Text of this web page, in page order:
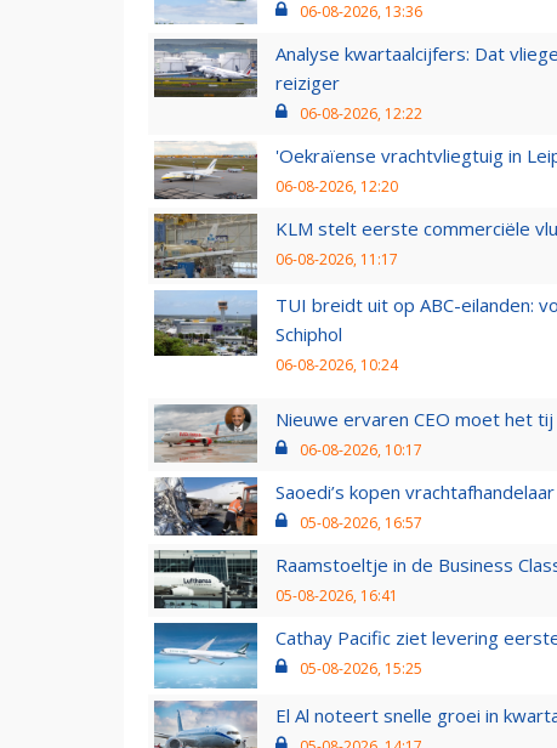
06-08-2026, 13:36
Analyse kwartaalcijfers: Dat
reiziger
06-08-2026, 12:22
'Oekraïense vrachtvliegtuig in
06-08-2026, 12:20
KLM stelt eerste commerciële
06-08-2026, 11:17
TUI breidt uit op ABC-eilanden:
Schiphol
06-08-2026, 10:24
Nieuwe ervaren CEO moet het
06-08-2026, 10:17
Saoedi’s kopen
05-08-2026, 16:57
Raamstoeltje in de Business
05-08-2026, 16:41
Cathay Pacific ziet levering
05-08-2026, 15:25
El Al noteert snelle groei in